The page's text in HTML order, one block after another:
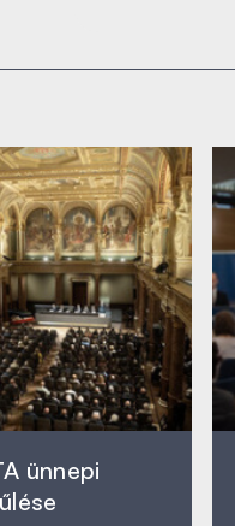
ünnepi